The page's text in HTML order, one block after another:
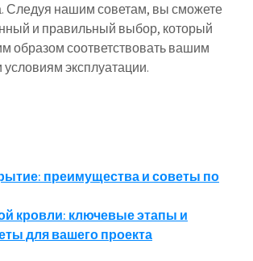
Следуя нашим советам, вы сможете
и правильный выбор, который
образом соответствовать вашим
эксплуатации.
преимущества и советы по
кровли: ключевые этапы и
для вашего проекта